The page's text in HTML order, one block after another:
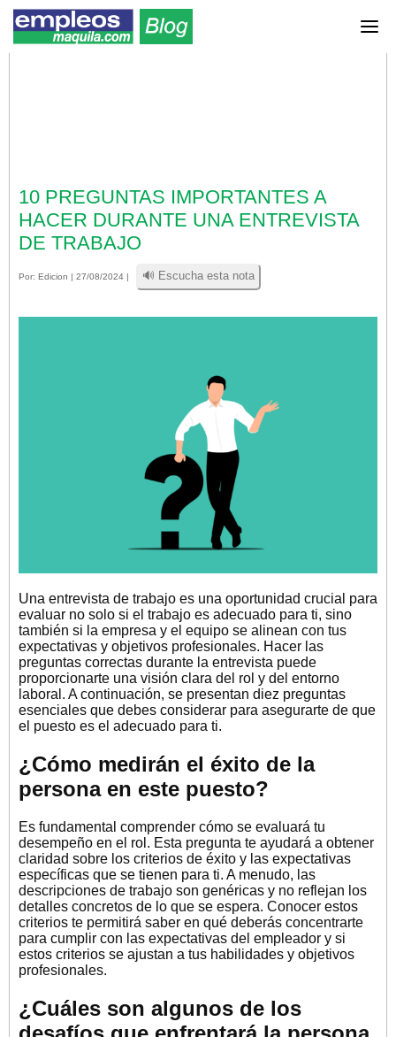
10 PREGUNTAS IMPORTANTES A
HACER DURANTE UNA ENTREVISTA
DE TRABAJO
Por: Edicion | 27/08/2024 | 🔊 Escucha esta nota
Una entrevista de trabajo es una oportunidad crucial para
evaluar no solo si el trabajo es adecuado para ti, sino
también si la empresa y el equipo se alinean con tus
expectativas y objetivos profesionales. Hacer las
preguntas correctas durante la entrevista puede
proporcionarte una visión clara del rol y del entorno
laboral. A continuación, se presentan diez preguntas
esenciales que debes considerar para asegurarte de que
el puesto es el adecuado para ti.
¿Cómo medirán el éxito de la
persona en este puesto?
Es fundamental comprender cómo se evaluará tu
desempeño en el rol. Esta pregunta te ayudará a obtener
claridad sobre los criterios de éxito y las expectativas
específicas que se tienen para ti. A menudo, las
descripciones de trabajo son genéricas y no reflejan los
detalles concretos de lo que se espera. Conocer estos
criterios te permitirá saber en qué deberás concentrarte
para cumplir con las expectativas del empleador y si
estos criterios se ajustan a tus habilidades y objetivos
profesionales.
¿Cuáles son algunos de los